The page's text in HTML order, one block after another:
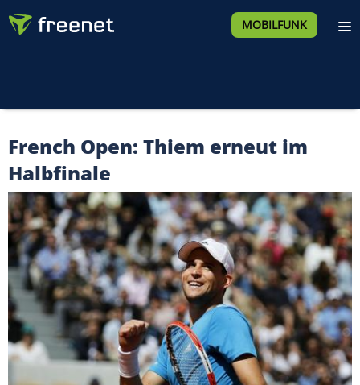
MOBILFUNK
French Open: Thiem erneut im
Halbfinale